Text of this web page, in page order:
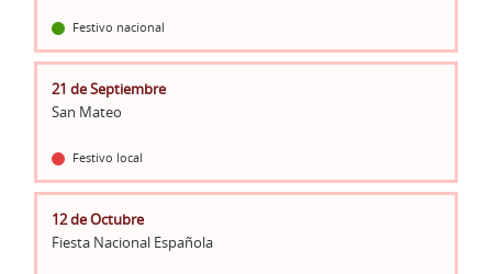
Festivo nacional
21 de Septiembre
San Mateo
Festivo local
12 de Octubre
Fiesta Nacional Española